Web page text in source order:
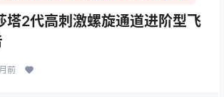
塔2代高刺激螺旋通道进阶型飞
前